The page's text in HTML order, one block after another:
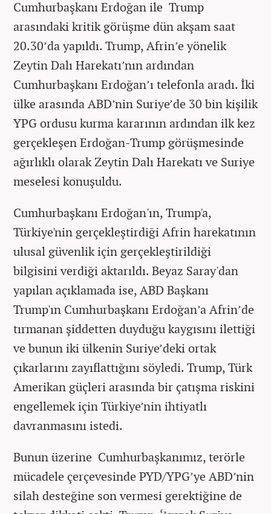
Cumhurbaşkanı Erdoğan ile Trump
arasındaki kritik görüşme dün akşam saat
20.30’da yapıldı. Trump, Afrin’e yönelik
Zeytin Dalı Harekatı’nın ardından
Cumhurbaşkanı Erdoğan’ı telefonla aradı. İki
ülke arasında ABD’nin Suriye’de 30 bin kişilik
YPG ordusu kurma kararının ardından ilk kez
gerçekleşen Erdoğan-Trump görüşmesinde
ağırlıklı olarak Zeytin Dalı Harekatı ve Suriye
meselesi konuşuldu.
Cumhurbaşkanı Erdoğan'ın, Trump'a,
Türkiye'nin gerçekleştirdiği Afrin harekatının
ulusal güvenlik için gerçekleştirildiği
bilgisini verdiği aktarıldı. Beyaz Saray'dan
yapılan açıklamada ise, ABD Başkanı
Trump'ın Cumhurbaşkanı Erdoğan’a Afrin’de
tırmanan şiddetten duyduğu kaygısını ilettiği
ve bunun iki ülkenin Suriye’deki ortak
çıkarlarını zayıflattığını söyledi. Trump, Türk
Amerikan güçleri arasında bir çatışma riskini
engellemek için Türkiye’nin ihtiyatlı
davranmasını istedi.
Bunun üzerine Cumhurbaşkanımız, terörle
mücadele çerçevesinde PYD/YPG’ye ABD’nin
silah desteğine son vermesi gerektiğine de